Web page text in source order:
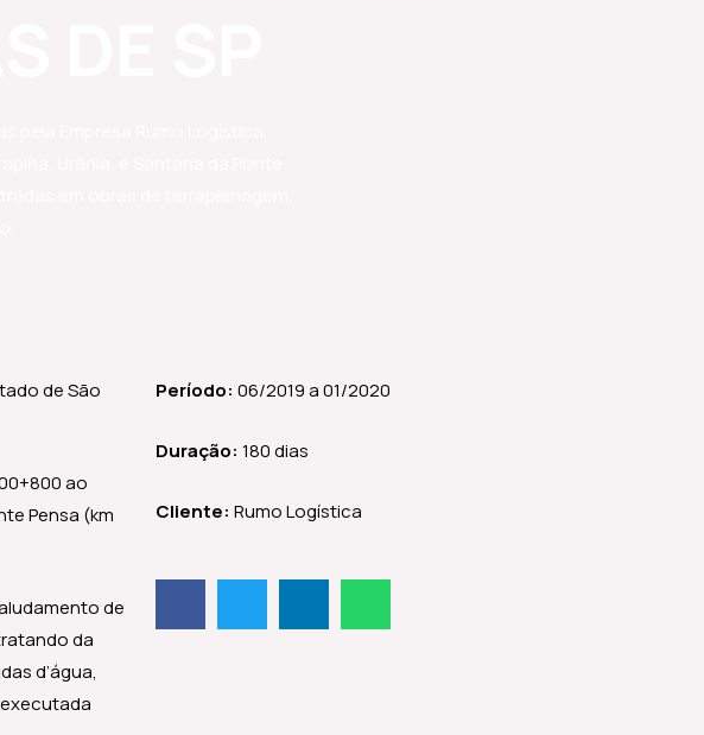
de São
ao
Pensa (km
de
da
d’água,
Período: 06/2019 a 01/2020
Duração: 180 dias
Cliente: Rumo Logística